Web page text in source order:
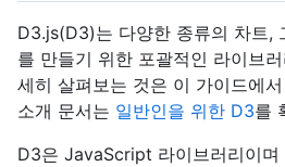
D3.js(D3)는 다양한 종류의 차트,
를 만들기 위한 포괄적인 라이브
세히 살펴보는 것은 이 가이드에
소개 문서는 일반인을 위한 D3를
D3은 JavaScript 라이브러리이며